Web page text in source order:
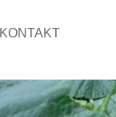
KONTAKT